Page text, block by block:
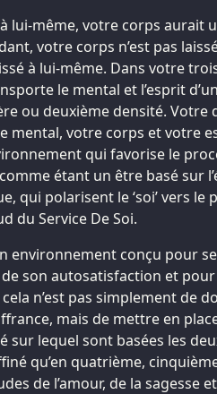
lui-même, votre corps aurait
votre corps n’est pas
à lui-même. Dans votre
le mental et l’esprit
ou deuxième densité. Votre
mental, votre corps et votre
qui favorise le
comme étant un être basé sur
qui polarisent le ‘soi’ vers
du Service De Soi.
environnement conçu pour
son autosatisfaction et
n’est pas simplement de
mais de mettre en
sur lequel sont basées les
qu’en quatrième,
de l’amour, de la sagesse